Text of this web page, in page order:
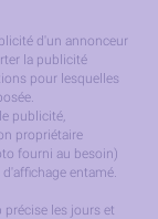
d'un annonceur
la publicité
pour lesquelles
publicité,
propriétaire
fourni au besoin)
entamé.
les jours et